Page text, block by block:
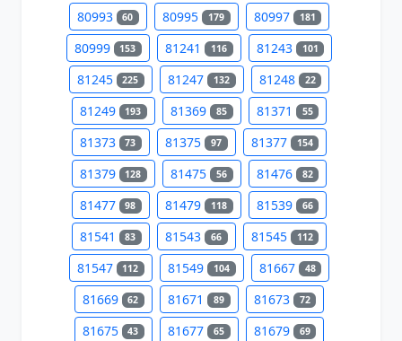
80993 60 80995 179 80997 181
80999 153 81241 116 81243 101
81245 225 81247 132 81248 22
81249 193 81369 85 81371 55
81373 73 81375 97 81377 154
81379 128 81475 56 81476 82
81477 98 81479 118 81539 66
81541 83 81543 66 81545 112
81547 112 81549 104 81667 48
81669 62 81671 89 81673 72
81675 43 81677 65 81679 69